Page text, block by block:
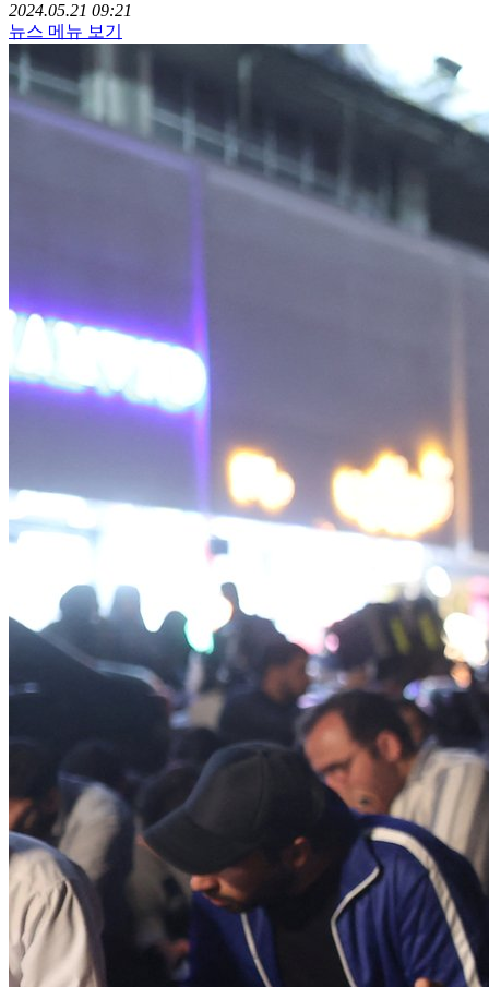
2024.05.21 09:21
뉴스 메뉴 보기